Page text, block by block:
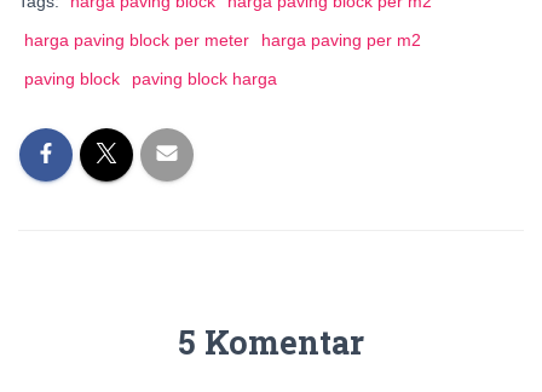
harga paving block per meter
harga paving per m2
paving block
paving block harga
5 Komentar